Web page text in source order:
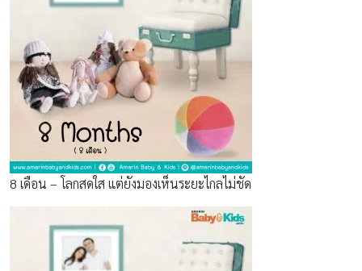
8 เดือน – โลกสดใส แต่ยังมองเห็นระยะไกลไม่ชัด